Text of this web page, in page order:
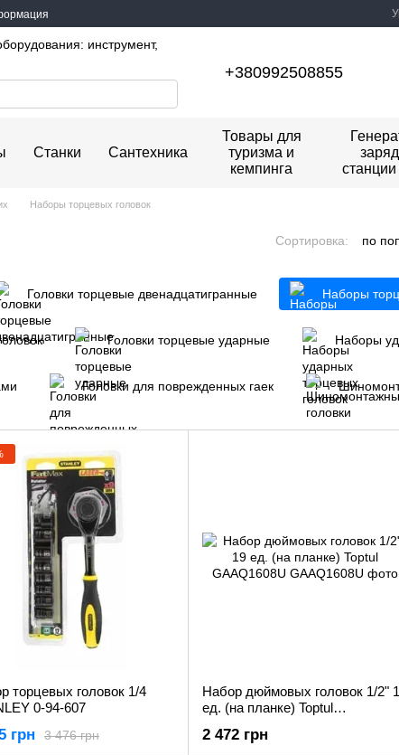
инструмент,
+380992508855
Станки Сантехника
Товары для
туризма и
кемпинга
Наборы торцевых головок
Сортировка: по
Головки торцевые двенадцатигранные Наборы
Головки торцевые ударные Наборы
Головки для поврежденных гаек
торцевых головок 1/4
0-94-607
3 476 грн
грн
Набор дюймовых головок 1/2"
ед. (на планке) Toptul
2 472 грн